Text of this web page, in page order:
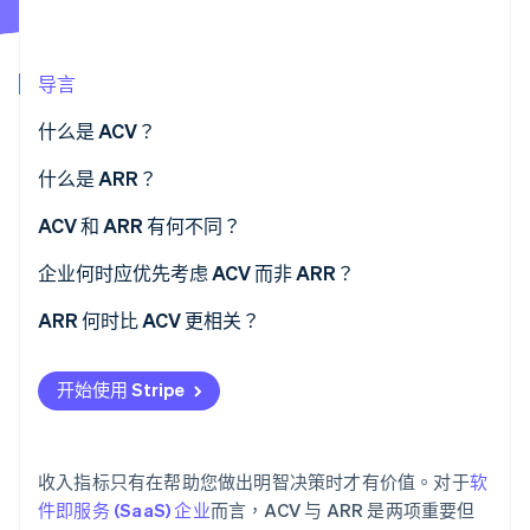
导言
什么是 ACV？
为什么重要
什么是 ARR？
为什么重要
ACV 和 ARR 有何不同？
范围
标准化
典型用途
业务影响
企业何时应优先考虑 ACV 而非 ARR？
销售大型、复杂的交易
进军高端市场
细分您的产品或客户群
ARR 何时比 ACV 更相关？
业务规模和增长
预算、预测和规划
保留率和扩展
开始使用 Stripe
收入指标只有在帮助您做出明智决策时才有价值。对于软
件即服务 (SaaS) 企业而言，ACV 与 ARR 是两项重要但